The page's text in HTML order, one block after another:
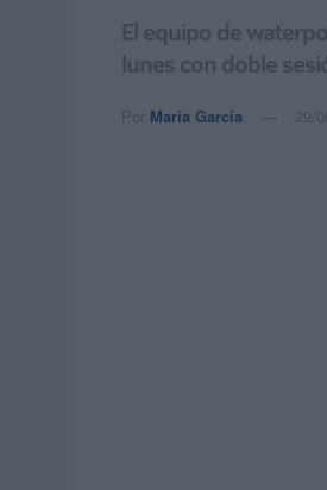
El equipo de
lunes con doble
Por María García 29/